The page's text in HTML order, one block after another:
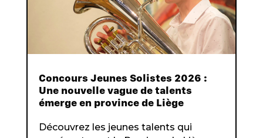
Concours Jeunes Solistes 2026 :
Une nouvelle vague de talents
émerge en province de Liège
Découvrez les jeunes talents qui